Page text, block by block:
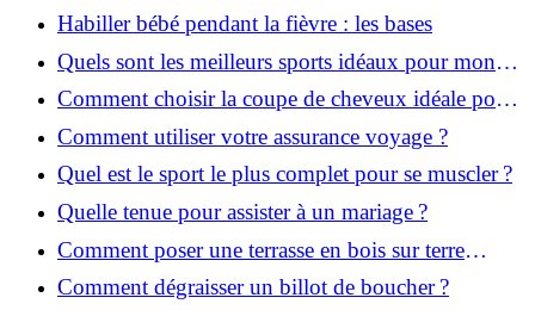
Habiller bébé pendant la fièvre : les bases
Quels sont les meilleurs sports idéaux pour mon
enfant ?
Comment choisir la coupe de cheveux idéale pour
votre visage ?
Comment utiliser votre assurance voyage ?
Quel est le sport le plus complet pour se muscler ?
Quelle tenue pour assister à un mariage ?
Comment poser une terrasse en bois sur terre
battue ?
Comment dégraisser un billot de boucher ?